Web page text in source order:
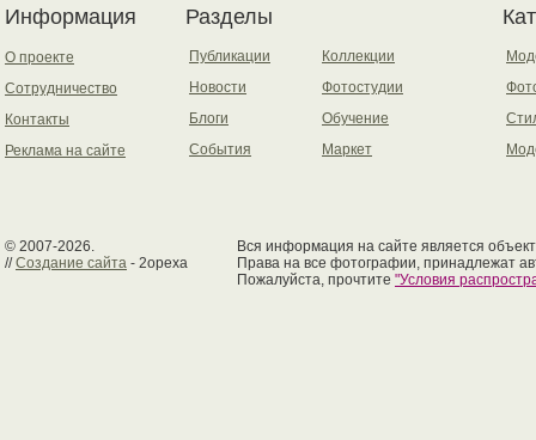
Информация
О проекте
Сотрудничество
Контакты
Реклама на сайте
Разделы
Публикации
Новости
Блоги
События
Коллекции
Фотостудии
Обучение
Маркет
© 2007-2026.
//Создание сайта - 2opexa
Вся информация на сайте является
Права на все фотографии, принадлежат
Пожалуйста, прочтите "Условия